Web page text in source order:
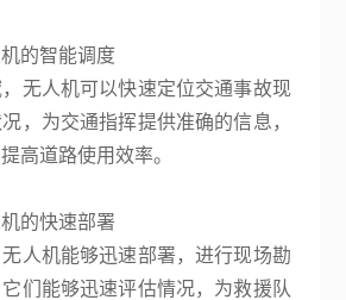
的智能调度
无人机可以快速定位交通事故现
，为交通指挥提供准确的信息，
高道路使用效率。
的快速部署
人机能够迅速部署，进行现场勘
们能够迅速评估情况，为救援队